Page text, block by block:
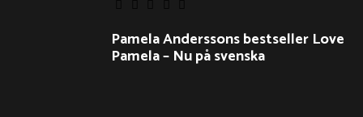
Pamela Anderssons bestseller Love
Pamela – Nu på svenska